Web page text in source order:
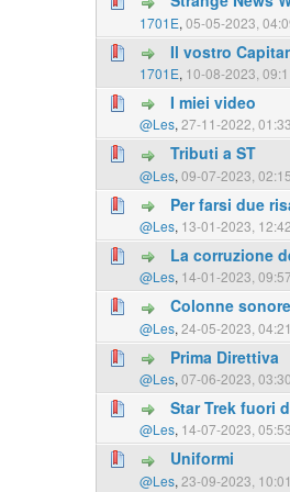
1701E, 05-05-2023,
Il vostro
1701E, 10-08-2023,
I miei video
@Les, 27-11-2022,
Tributi a ST
@Les, 09-07-2023,
Per farsi due
@Les, 13-01-2023,
La corruzione
@Les, 14-01-2023,
Colonne sonore
@Les, 24-05-2023,
Prima Direttiva
@Les, 07-06-2023,
Star Trek fuori
@Les, 14-07-2023,
Uniformi
@Les, 23-09-2023,